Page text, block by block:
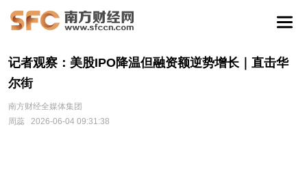
记者观察：美股IPO降温但融资额逆势增长｜直击华
尔街
南方财经全媒体集团
周蕊
2026-06-04 09:31:38